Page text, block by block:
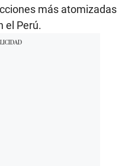
más atomizadas
el Perú.